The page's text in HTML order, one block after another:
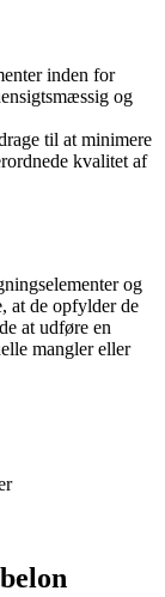
inden for
og
til at minimere
kvalitet af
og
at de opfylder de
at udføre en
mangler eller